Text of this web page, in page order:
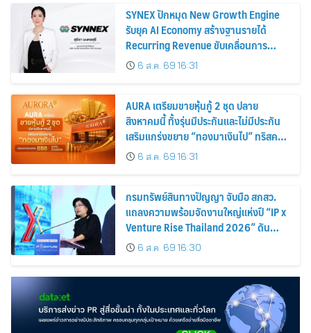
SYNEX ปักหมุด New Growth Engine
รับยุค AI Economy สร้างฐานรายได้
Recurring Revenue ขับเคลื่อนการ
เติบโตอย่างยั่งยืน โชว์กำไร Q2/69 โต
18% พร้อมจ่ายปันผลระหว่างกาล 0.10
6 ส.ค. 69 16:31
AURA เตรียมขายหุ้นกู้ 2 ชุด ปลาย
สิงหาคมนี้ ทั้งรุ่นมีประกันและไม่มีประกัน
เสริมแกร่งขยาย “ทองมาเงินไป” ทริสคง
เครดิตบริษัท BBB แนวโน้ม Stable
6 ส.ค. 69 16:31
กรมทรัพย์สินทางปัญญา จับมือ สกสว.
แถลงความพร้อมจัดงานใหญ่แห่งปี “IP x
Venture Rise Thailand 2026” ดัน
ทรัพย์สินทางปัญญาและนวัตกรรมไทยสู่
โลกธุรกิจอย่างเข้มแข็ง
6 ส.ค. 69 16:30